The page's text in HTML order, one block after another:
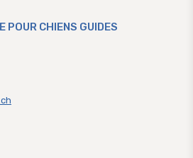
POUR CHIENS GUIDES